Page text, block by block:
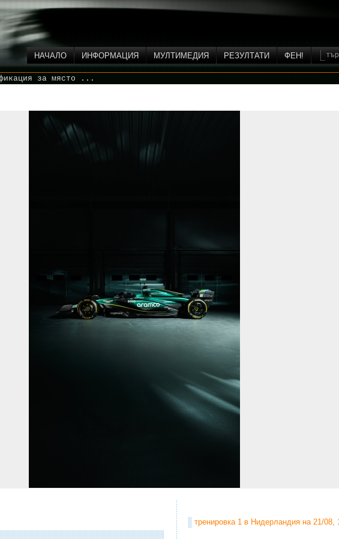
НАЧАЛО ИНФОРМАЦИЯ МУЛТИМЕДИЯ РЕЗУЛТАТИ ФЕН!
за място ...
тренировка 1 в Нидерландия на 21/08,